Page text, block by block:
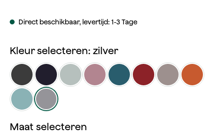
Direct beschikbaar, levertijd: 1-3 Tage
Kleur selecteren: zilver
antracietblauw grijs
(Deze optie is momenteel niet beschikbaar.)
oudrozepetrol rood taupe
wasabi zilver
Maat selecteren